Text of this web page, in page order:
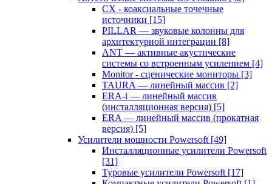
CX - коаксиальные точечные
источники [15]
PILLAR — звуковые колонны для
архитектурной интеграции [8]
ANT — активные акустические
системы со встроенным усилением [4]
Monitor - сценические мониторы [3]
TAURA — линейный массив [2]
ERA-i — линейный массив
(инсталляционная версия) [5]
ERA — линейный массив (прокатная
версия) [5]
Усилители мощности Powersoft [49]
Инсталляционные усилители Powersoft
[31]
Туровые усилители Powersoft [17]